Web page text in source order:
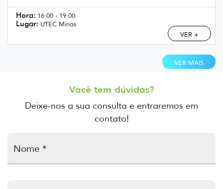
Hora: 16:00 - 19:00
Lugar: UTEC Minas
VER +
VER MAIS
Você tem dúvidas?
Deixe-nos a sua consulta e entraremos em
contato!
Nome *